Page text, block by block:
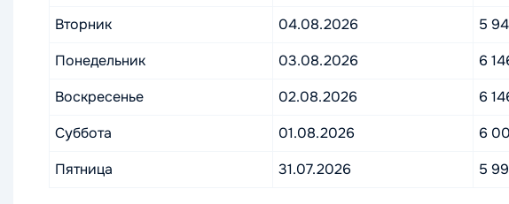
Вторник
04.08.2026 5
Понедельник
03.08.2026
6
Воскресенье
02.08.2026 6
Суббота
01.08.2026 6
Пятница
31.07.2026 5